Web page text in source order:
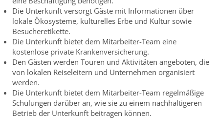
Die Unterkunft versorgt Gäste mit Informationen über
lokale Ökosysteme, kulturelles Erbe und Kultur sowie
Besucheretikette.
Die Unterkunft bietet dem Mitarbeiter-Team eine
kostenlose private Krankenversicherung.
Den Gästen werden Touren und Aktivitäten angeboten, die
von lokalen Reiseleitern und Unternehmen organisiert
werden.
Die Unterkunft bietet dem Mitarbeiter-Team regelmäßige
Schulungen darüber an, wie sie zu einem nachhaltigeren
Betrieb der Unterkunft beitragen können.